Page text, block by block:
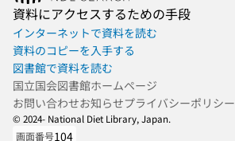
資料にアクセスするための手段
インターネットで資料を読む
資料のコピーを入手する
図書館で資料を読む
国立国会図書館ホームページ
お問い合わせお知らせプライバシーポリシー
© 2024- National Diet Library, Japan.
画面番号104